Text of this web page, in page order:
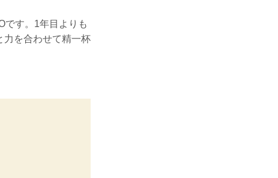
です。1年目よりも
力を合わせて精一杯